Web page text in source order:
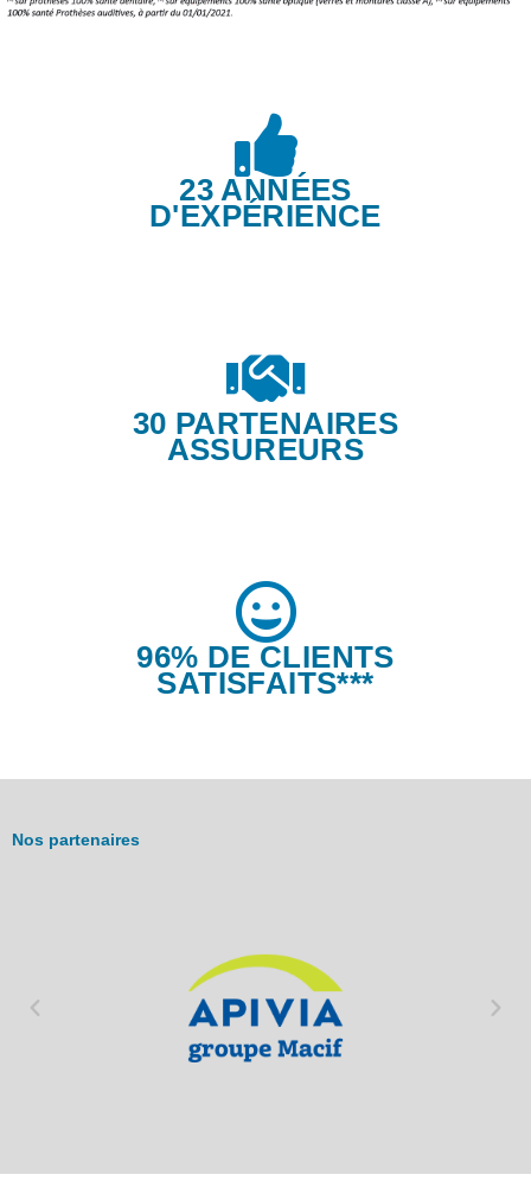
23 ANNÉES
D'EXPÉRIENCE
30 PARTENAIRES
ASSUREURS
96% DE CLIENTS
SATISFAITS***
Nos partenaires